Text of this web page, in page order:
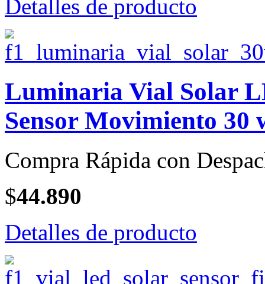
Detalles de producto
Luminaria Vial Solar
Sensor Movimiento
Compra Rápida con
$44.890
Detalles de producto